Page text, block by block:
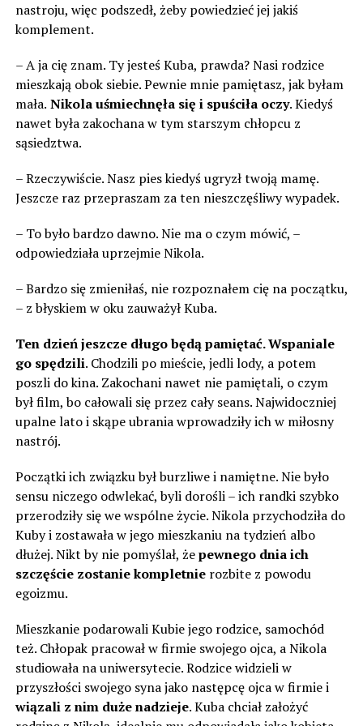
nastroju, więc podszedł, żeby powiedzieć jej jakiś
komplement.
– A ja cię znam. Ty jesteś Kuba, prawda? Nasi rodzice
mieszkają obok siebie. Pewnie mnie pamiętasz, jak byłam
mała. Nikola uśmiechnęła się i spuściła oczy. Kiedyś
nawet była zakochana w tym starszym chłopcu z
sąsiedztwa.
– Rzeczywiście. Nasz pies kiedyś ugryzł twoją mamę.
Jeszcze raz przepraszam za ten nieszczęśliwy wypadek.
– To było bardzo dawno. Nie ma o czym mówić, –
odpowiedziała uprzejmie Nikola.
– Bardzo się zmieniłaś, nie rozpoznałem cię na początku,
– z błyskiem w oku zauważył Kuba.
Ten dzień jeszcze długo będą pamiętać. Wspaniale
go spędzili. Chodzili po mieście, jedli lody, a potem
poszli do kina. Zakochani nawet nie pamiętali, o czym
był film, bo całowali się przez cały seans. Najwidoczniej
upalne lato i skąpe ubrania wprowadziły ich w miłosny
nastrój.
Początki ich związku był burzliwe i namiętne. Nie było
sensu niczego odwlekać, byli dorośli – ich randki szybko
przerodziły się we wspólne życie. Nikola przychodziła do
Kuby i zostawała w jego mieszkaniu na tydzień albo
dłużej. Nikt by nie pomyślał, żepewnego dnia ich
szczęście zostanie kompletnierozbite z powodu
egoizmu.
Mieszkanie podarowali Kubie jego rodzice, samochód
też. Chłopak pracował w firmie swojego ojca, a Nikola
studiowała na uniwersytecie. Rodzice widzieli w
przyszłości swojego syna jako następcę ojca w firmie i
wiązali z nim duże nadzieje. Kuba chciał założyć